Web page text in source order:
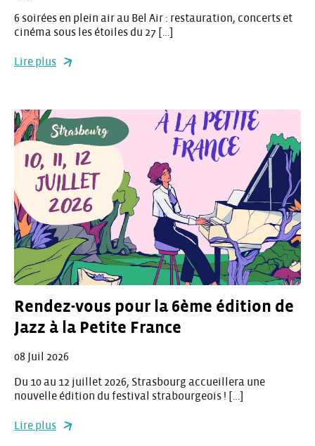
6 soirées en plein air au Bel Air : restauration, concerts et
cinéma sous les étoiles du 27 […]
Lire plus
Rendez-vous pour la 6ème édition de
Jazz à la Petite France
08 Juil 2026
Du 10 au 12 juillet 2026, Strasbourg accueillera une
nouvelle édition du festival strabourgeois ! […]
Lire plus